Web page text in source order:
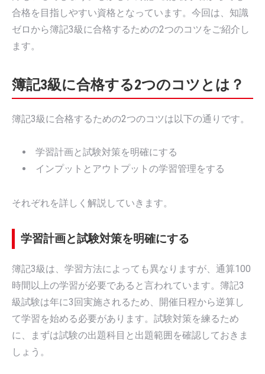
合格を目指しやすい資格となっています。今回は、知識
ゼロから簿記3級に合格するための2つのコツをご紹介し
ます。
簿記3級に合格する2つのコツとは？
簿記3級に合格するための2つのコツは以下の通りです。
学習計画と試験対策を明確にする
インプットとアウトプットの学習管理をする
それぞれを詳しく解説していきます。
学習計画と試験対策を明確にする
簿記3級は、学習方法によっても異なりますが、通算100
時間以上の学習が必要であると言われています。簿記3
級試験は年に3回実施されるため、開催日程から逆算し
て学習を始める必要があります。試験対策を練るため
に、まずは試験の出題科目と出題範囲を確認しておきま
しょう。